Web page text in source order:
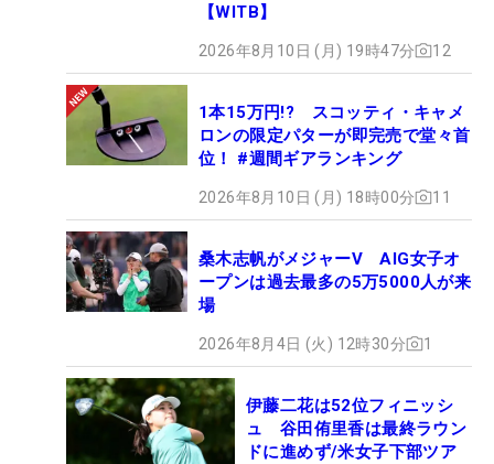
【WITB】
2026年8月10日 (月) 19時47分 12
1本15万円!? スコッティ・キャメ
ロンの限定パターが即完売で堂々首
位！ #週間ギアランキング
2026年8月10日 (月) 18時00分 11
桑木志帆がメジャーV AIG女子オ
ープンは過去最多の5万5000人が来
場
2026年8月4日 (火) 12時30分 1
伊藤二花は52位フィニッシ
ュ 谷田侑里香は最終ラウン
ドに進めず/米女子下部ツア